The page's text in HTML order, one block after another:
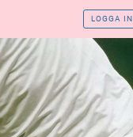
LOGGA IN